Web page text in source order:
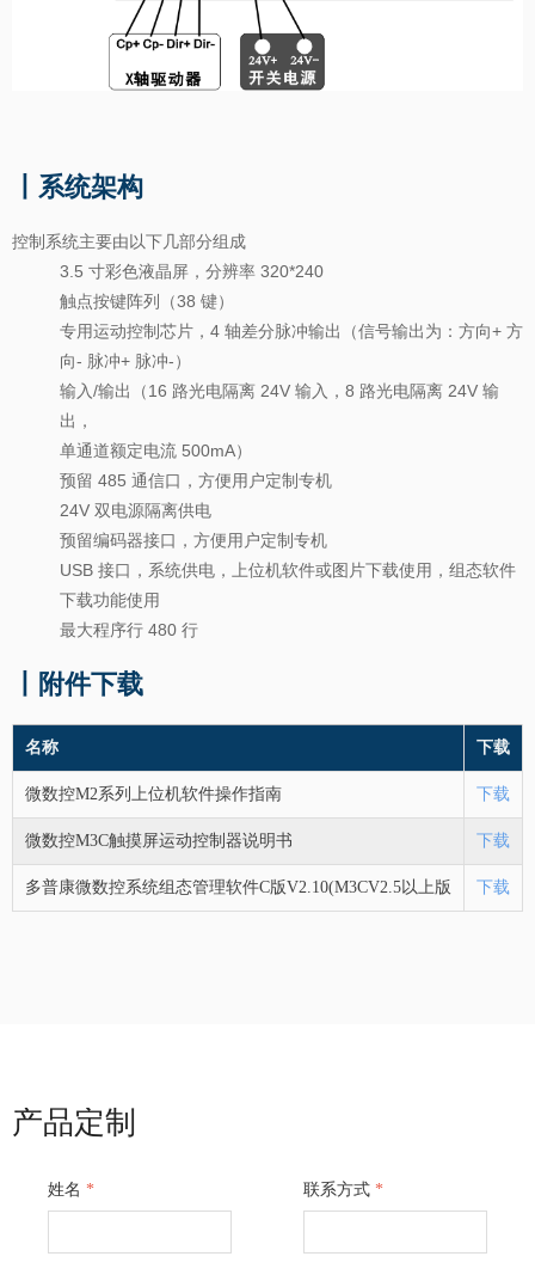
丨系统架构
控制系统主要由以下几部分组成
3.5 寸彩色液晶屏，分辨率 320*240
触点按键阵列（38 键）
专用运动控制芯片，4 轴差分脉冲输出（信号输出为：方向+ 方
向- 脉冲+ 脉冲-）
输入/输出（16 路光电隔离 24V 输入，8 路光电隔离 24V 输
出，
单通道额定电流 500mA）
预留 485 通信口，方便用户定制专机
24V 双电源隔离供电
预留编码器接口，方便用户定制专机
USB 接口，系统供电，上位机软件或图片下载使用，组态软件
下载功能使用
最大程序行 480 行
丨附件下载
名称 下载
微数控M2系列上位机软件操作指南 下载
微数控M3C触摸屏运动控制器说明书 下载
多普康微数控系统组态管理软件C版V2.10(M3CV2.5以上版 下载
产品定制
姓名 * 联系方式 *